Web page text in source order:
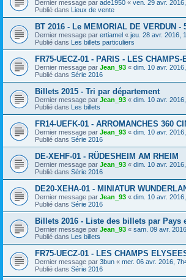
Dernier message par ade1950 « ven. 29 avr.
Publié dans Lieux de vente
BT 2016 - Le MEMORIAL DE VERDUN -
Dernier message par ertiamel « jeu. 28 avr. 2016,
Publié dans Les billets particuliers
FR75-UECZ-01 - PARIS - LES CHAMPS-
Dernier message par Jean_93 « dim. 10 avr.
Publié dans Série 2016
Billets 2015 - Tri par département
Dernier message par Jean_93 « dim. 10 avr.
Publié dans Les billets
FR14-UEFK-01 - ARROMANCHES 360
Dernier message par Jean_93 « dim. 10 avr.
Publié dans Série 2016
DE-XEHF-01 - RÜDESHEIM AM RHEIM
Dernier message par Jean_93 « dim. 10 avr.
Publié dans Série 2016
DE20-XEHA-01 - MINIATUR
Dernier message par Jean_93 « dim. 10 avr.
Publié dans Série 2016
Billets 2016 - Liste des billets par Pays
Dernier message par Jean_93 « sam. 09 avr.
Publié dans Les billets
FR75-UECZ-01 - LES CHAMPS
Dernier message par 3bun « mer. 06 avr. 2016,
Publié dans Série 2016